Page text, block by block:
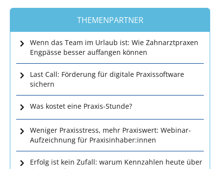
THEMENPARTNER
Wenn das Team im Urlaub ist: Wie Zahnarztpraxen
Engpässe besser auffangen können
Last Call: Förderung für digitale Praxissoftware
sichern
Was kostet eine Praxis-Stunde?
Weniger Praxisstress, mehr Praxiswert: Webinar-
Aufzeichnung für Praxisinhaber:innen
Erfolg ist kein Zufall: warum Kennzahlen heute über